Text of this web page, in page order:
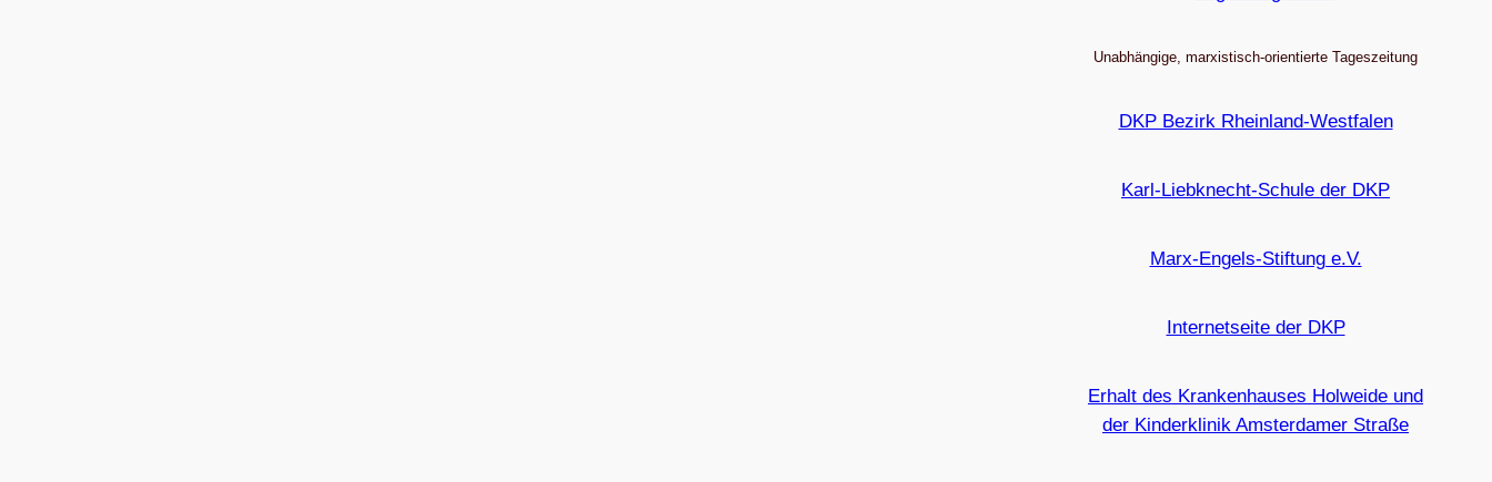
Unabhängige, marxistisch-orientierte Tageszeitung
DKP Bezirk Rheinland-Westfalen
Karl-Liebknecht-Schule der DKP
Marx-Engels-Stiftung e.V.
Internetseite der DKP
Erhalt des Krankenhauses Holweide und
der Kinderklinik Amsterdamer Straße